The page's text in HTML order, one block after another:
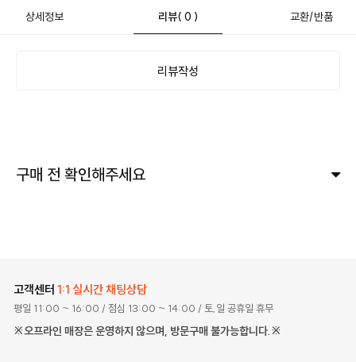
상세정보 리뷰( 0 ) 교환/반품
리뷰작성
구매 전 확인해주세요
고객센터 1:1 실시간 채팅상담
평일 11:00 ~ 16:00 / 점심 13:00 ~ 14:00 / 토,일 공휴일 휴무
※오프라인 매장은 운영하지 않으며, 방문구매 불가능합니다.※